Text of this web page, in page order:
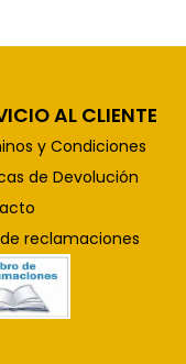
AL CLIENTE
y Condiciones
de Devolución
reclamaciones